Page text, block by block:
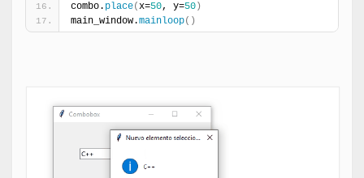
combo. place(x=50, y=50 )
main_window.mainloop( )